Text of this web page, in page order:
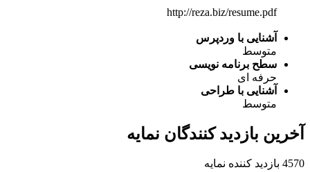
http://reza.biz/resume.pdf
آشنایی با وردپرس
متوسط
سطح برنامه نویسی
حرفه ای
آشنایی با طراحی
متوسط
آخرین بازدید کنندگان نمایه
4570 بازدید کننده نمایه